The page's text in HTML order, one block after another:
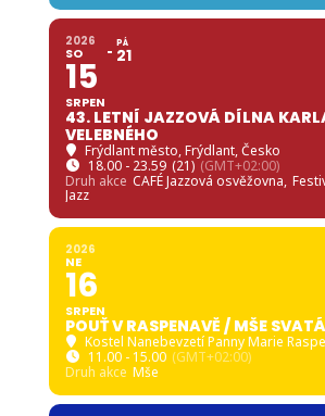
2026
SO
15
SRPEN
PÁ
21
43. LETNÍ JAZZOVÁ DÍLNA
VELEBNÉHO
Frýdlant město, Frýdlant, Česko
18.00 - 23.59 (21) (GMT+02:00)
Druh akce CAFÉ Jazzová osvěžovna,
Jazz
2026
NE
16
SRPEN
POUŤ V RASPENAVĚ / MŠE SVATÁ
Kostel Nanebevzetí Panny Marie
11.00 - 15.00 (GMT+02:00)
Druh akce Mše